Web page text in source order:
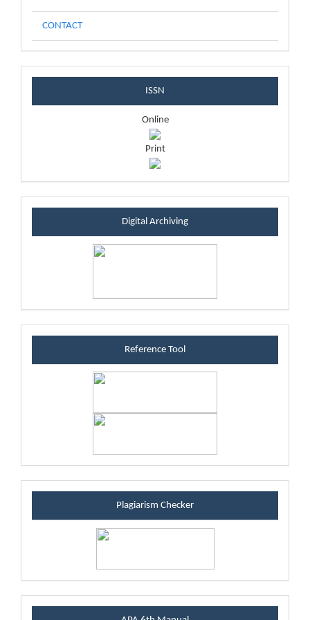
CONTACT
ISSN
Online
Print
sintablockDigital Archiving
referenceblock
Reference Tool
plagiarismblock
Plagiarism Checker
manualblock